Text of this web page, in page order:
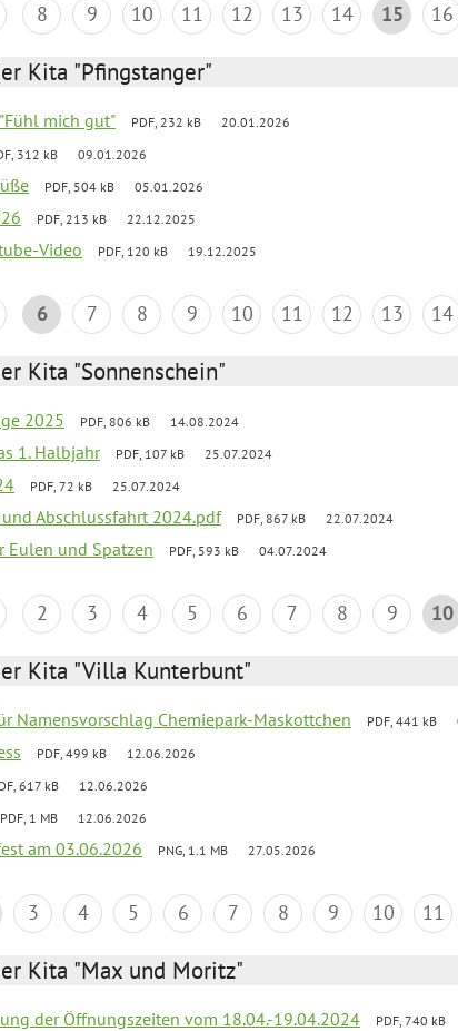
8 9 10 11 12 13 14 15 16
Kita "Pfingstanger"
mich gut" PDF, 232 kB 20.01.2026
312 kB 09.01.2026
PDF, 504 kB 05.01.2026
PDF, 213 kB 22.12.2025
Video PDF, 120 kB 19.12.2025
6 7 8 9 10 11 12 13 14
Kita "Sonnenschein"
2025 PDF, 806 kB 14.08.2024
1. Halbjahr PDF, 107 kB 25.07.2024
PDF, 72 kB 25.07.2024
Abschlussfahrt 2024.pdf PDF, 867 kB 22.07.2024
Eulen und Spatzen PDF, 593 kB 04.07.2024
2 3 4 5 6 7 8 9 10
Kita "Villa Kunterbunt"
Namensvorschlag Chemiepark-Maskottchen PDF, 441 kB
PDF, 499 kB 12.06.2026
617 kB 12.06.2026
PDF, 1 MB 12.06.2026
am 03.06.2026 PNG, 1.1 MB 27.05.2026
3 4 5 6 7 8 9 10 11
Kita "Max und Moritz"
der Öffnungszeiten vom 18.04.-19.04.2024 PDF, 740 kB